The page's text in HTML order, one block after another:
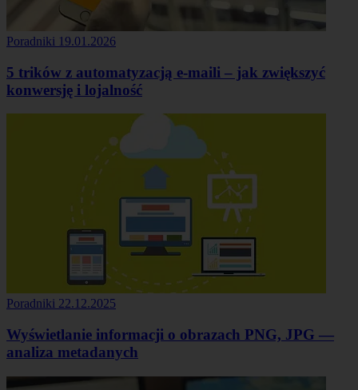
Poradniki 19.01.2026
5 trików z automatyzacją e-maili – jak zwiększyć
konwersję i lojalność
Poradniki 22.12.2025
Wyświetlanie informacji o obrazach PNG, JPG —
analiza metadanych